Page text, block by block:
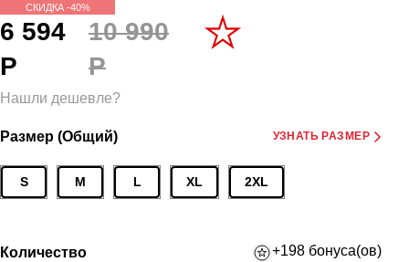
СКИДКА -40%
6 594
Р
10 990
Р
Нашли дешевле?
Размер (Общий) УЗНАТЬ РАЗМЕР
S M L XL 2XL
Количество +198 бонуса(ов)